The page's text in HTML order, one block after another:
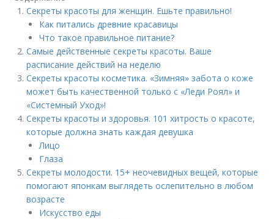
Секреты красоты для женщин. Ешьте правильно!
Как питались древние красавицы
Что такое правильное питание?
Самые действенные секреты красоты. Ваше
расписание действий на неделю
Секреты красоты косметика. «Зимняя» забота о коже
может быть качественной только с «Леди Роял» и
«Системный Уход»!
Секреты красоты и здоровья. 101 хитрость о красоте,
которые должна знать каждая девушка
Лицо
Глаза
Секреты молодости. 15+ неочевидных вещей, которые
помогают японкам выглядеть ослепительно в любом
возрасте
Искусство еды